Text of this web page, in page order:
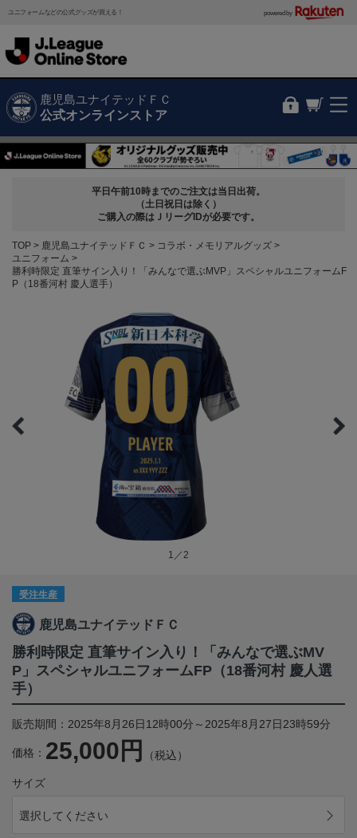
ユニフォームなどの公式グッズが買える！ powered by
鹿児島ユナイテッドＦＣ
公式オンラインストア
平日午前10時までのご注文は当日出荷。
（土日祝日は除く）
ご購入の際はＪリーグIDが必要です。
TOP 鹿児島ユナイテッドＦＣ
コラボ・メモリアルグッズ
ユニフォーム
勝利時限定 直筆サイン入り！「みんなで選ぶMVP」スペシャルユニフォームF
P（18番河村 慶人選手）
1／2
受注生産
鹿児島ユナイテッドＦＣ
勝利時限定 直筆サイン入り！「みんなで選ぶMV
P」スペシャルユニフォームFP（18番河村 慶人選
手）
販売期間：2025年8月26日12時00分～2025年8月27日23時59分
価格： 25,000円 （税込）
サイズ
選択してください